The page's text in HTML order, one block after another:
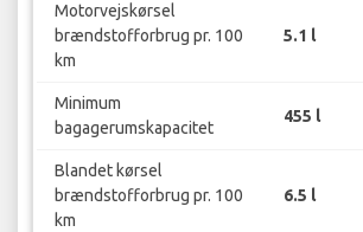
Motorvejskørsel
brændstofforbrug pr. 100
km
5.1 l
Minimum
bagagerumskapacitet
455 l
Blandet kørsel
brændstofforbrug pr. 100
km
6.5 l